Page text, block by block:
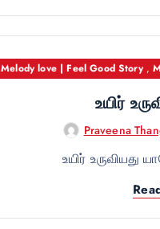
Melody love | Feel Good Story,
உயிர்
Praveena
உயிர் உருவியது